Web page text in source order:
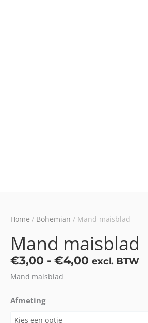
Home / Bohemian / Mand maisblad
Mand maisblad
€3,00 - €4,00 Prijsklasse:
excl. BTW
Mand maisblad
Afmeting